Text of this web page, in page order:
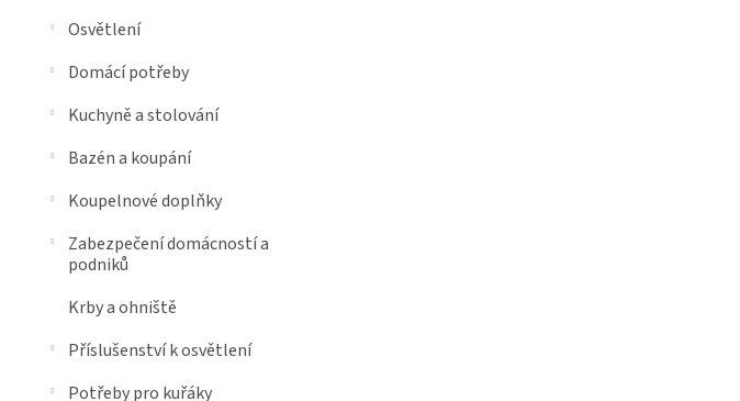
Osvětlení
Domácí potřeby
Kuchyně a stolování
Bazén a koupání
Koupelnové doplňky
Zabezpečení domácností a
podniků
Krby a ohniště
Příslušenství k osvětlení
Potřeby pro kuřáky